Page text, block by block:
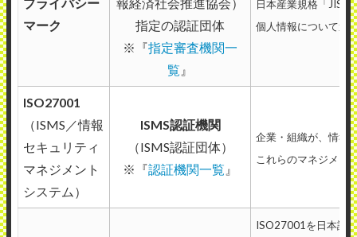
マーク
指定の認証団体
※『指定審査機関一
覧 』
日本産業規格「JIS
個人情報について適
ISO27001
（ISMS／情報
セキュリティ
マネジメント
システム）
ISMS認証機関
（ISMS認証団体）
※『認証機関一覧 』
企業・組織が、情報
これらのマネジメン
ISO27001を日本語